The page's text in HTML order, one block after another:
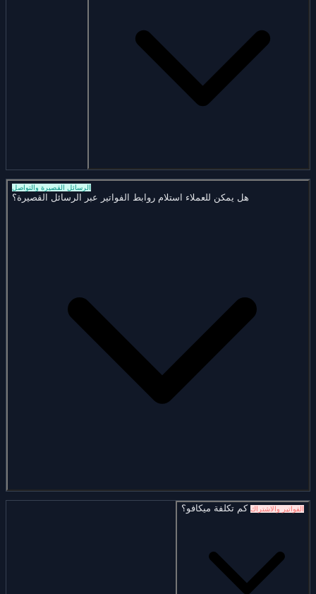
الرسائل القصيرة والتواصل
هل يمكن للعملاء استلام روابط الفواتير عبر الرسائل القصيرة؟
الفواتير والاشتراك كم تكلفة ميكافو؟